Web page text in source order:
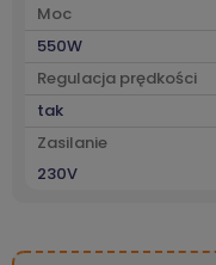
Moc
550W
Regulacja prędkości
tak
Zasilanie
230V